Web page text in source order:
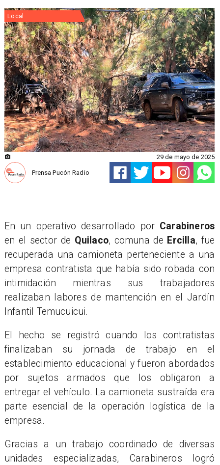
Local
Prensa Pucón Radio
29 de mayo de 2025
En un operativo desarrollado por Carabineros
en el sector de Quilaco, comuna de Ercilla, fue
recuperada una camioneta perteneciente a una
empresa contratista que había sido robada con
intimidación mientras sus trabajadores
realizaban labores de mantención en el Jardín
Infantil Temucuicui.
El hecho se registró cuando los contratistas
finalizaban su jornada de trabajo en el
establecimiento educacional y fueron abordados
por sujetos armados que los obligaron a
entregar el vehículo. La camioneta sustraída era
parte esencial de la operación logística de la
empresa.
Gracias a un trabajo coordinado de diversas
unidades especializadas, Carabineros logró